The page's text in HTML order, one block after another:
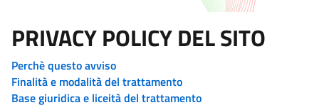
PRIVACY POLICY DEL SITO
Perchè questo avviso
Finalità e modalità del trattamento
Base giuridica e liceità del trattamento